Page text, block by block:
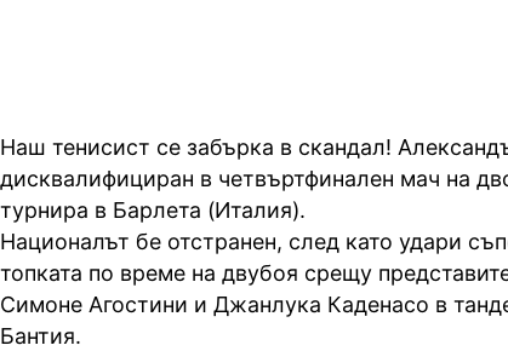
Наш тенисист се забърка в скандал!
дисквалифициран в четвъртфинален мач на
турнира в Барлета (Италия).
Националът бе отстранен, след като удари
топката по време на двубоя срещу
Симоне Агостини и Джанлука Каденасо в
Бантия.